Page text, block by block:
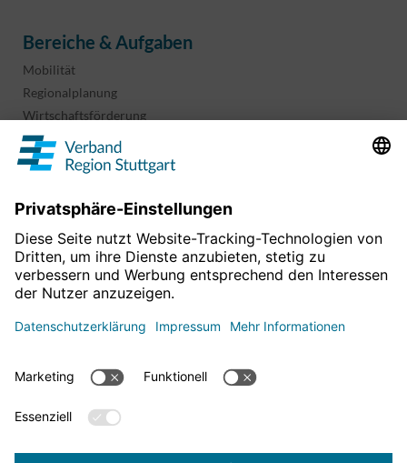
Für mehr News
Bereiche & Aufgaben
Mobilität
Regionalplanung
Wirtschaftsförderung
Sport und Kultur
Projekte & Programme
Informationen & Downloads
Geoinformation
Datenschutz